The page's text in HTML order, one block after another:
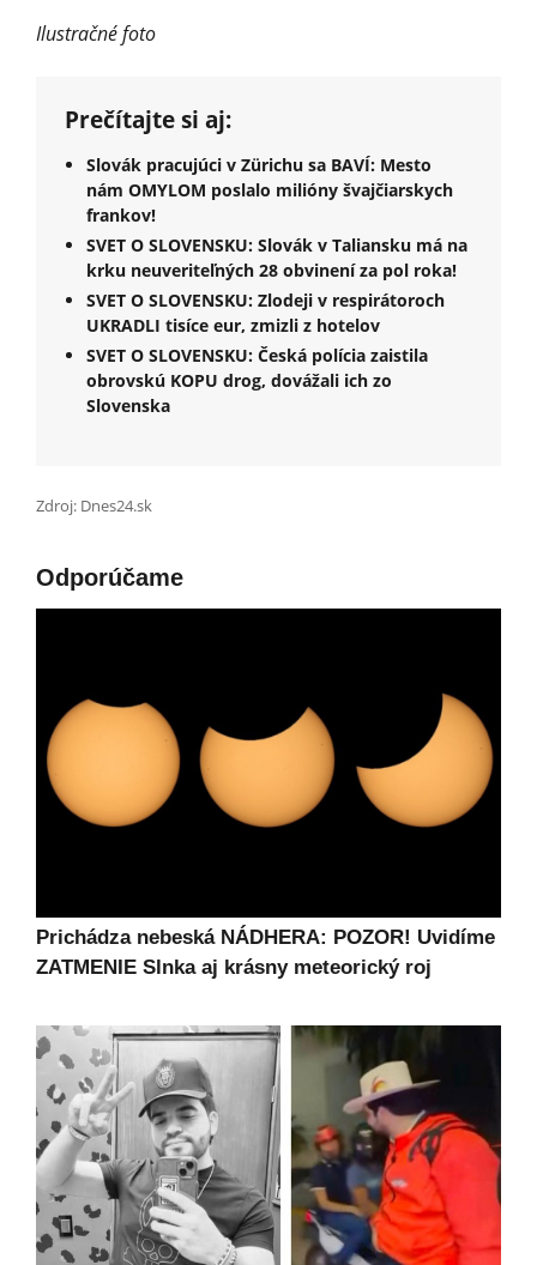
Ilustračné foto
Prečítajte si aj:
Slovák pracujúci v Zürichu sa BAVÍ: Mesto
nám OMYLOM poslalo milióny švajčiarskych
frankov!
SVET O SLOVENSKU: Slovák v Taliansku má na
krku neuveriteľných 28 obvinení za pol roka!
SVET O SLOVENSKU: Zlodeji v respirátoroch
UKRADLI tisíce eur, zmizli z hotelov
SVET O SLOVENSKU: Česká polícia zaistila
obrovskú KOPU drog, dovážali ich zo
Slovenska
Zdroj: Dnes24.sk
Odporúčame
Prichádza nebeská NÁDHERA: POZOR! Uvidíme
ZATMENIE Slnka aj krásny meteorický roj